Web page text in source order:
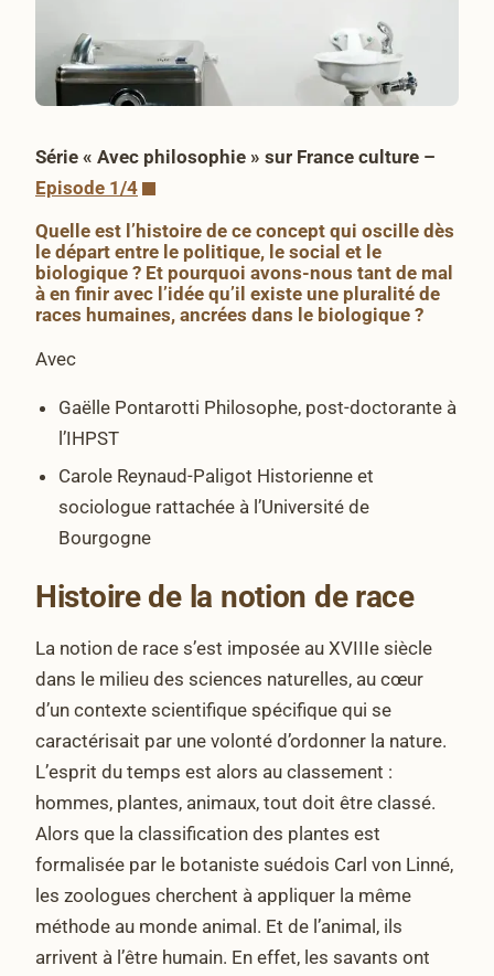
Série « Avec philosophie » sur France culture –
Episode 1/4
Quelle est l’histoire de ce concept qui oscille dès
le départ entre le politique, le social et le
biologique ? Et pourquoi avons-nous tant de mal
à en finir avec l’idée qu’il existe une pluralité de
races humaines, ancrées dans le biologique ?
Avec
Gaëlle Pontarotti Philosophe, post-doctorante à
l’IHPST
Carole Reynaud-Paligot Historienne et
sociologue rattachée à l’Université de
Bourgogne
Histoire de la notion de race
La notion de race s’est imposée au XVIIIe siècle
dans le milieu des sciences naturelles, au cœur
d’un contexte scientifique spécifique qui se
caractérisait par une volonté d’ordonner la nature.
L’esprit du temps est alors au classement :
hommes, plantes, animaux, tout doit être classé.
Alors que la classification des plantes est
formalisée par le botaniste suédois Carl von Linné,
les zoologues cherchent à appliquer la même
méthode au monde animal. Et de l’animal, ils
arrivent à l’être humain. En effet, les savants ont